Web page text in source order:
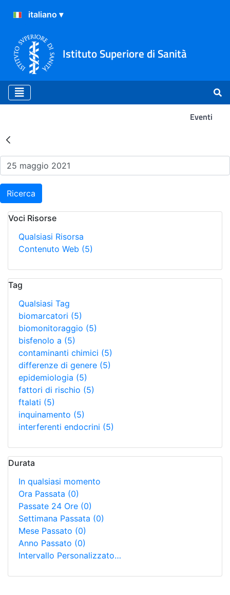
Istituto Superiore di Sanità
Eventi
Risultati della Ricerca -
Ricerca
Voci Risorse
Qualsiasi Risorsa
Contenuto Web (5)
Tag
Qualsiasi Tag
biomarcatori (5)
biomonitoraggio (5)
bisfenolo a (5)
contaminanti chimici (5)
differenze di genere (5)
epidemiologia (5)
fattori di rischio (5)
ftalati (5)
inquinamento (5)
interferenti endocrini (5)
Durata
In qualsiasi momento
Ora Passata (0)
Passate 24 Ore (0)
Settimana Passata (0)
Mese Passato (0)
Anno Passato (0)
Intervallo Personalizzato…